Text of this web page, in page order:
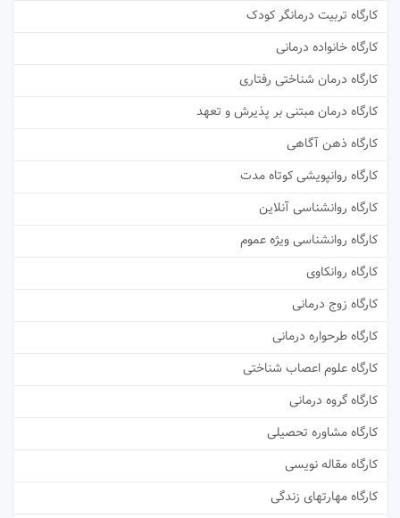
کارگاه تربیت درمانگر کودک
کارگاه خانواده درمانی
کارگاه درمان شناختی رفتاری
کارگاه درمان مبتنی بر پذیرش و تعهد
کارگاه ذهن آگاهی
کارگاه روانپویشی کوتاه مدت
کارگاه روانشناسی آنلاین
کارگاه روانشناسی ویژه عموم
کارگاه روانکاوی
کارگاه زوج درمانی
کارگاه طرحواره درمانی
کارگاه علوم اعصاب شناختی
کارگاه گروه درمانی
کارگاه مشاوره تحصیلی
کارگاه مقاله نویسی
کارگاه مهارتهای زندگی